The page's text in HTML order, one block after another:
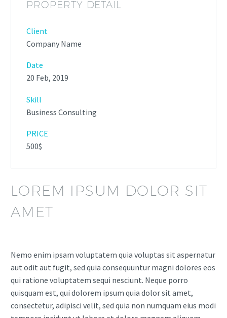
PROPERTY DETAIL
Client
Company Name
Date
20 Feb, 2019
Skill
Business Consulting
PRICE
500$
LOREM IPSUM DOLOR SIT
AMET
Nemo enim ipsam voluptatem quia voluptas sit aspernatur
aut odit aut fugit, sed quia consequuntur magni dolores eos
qui ratione voluptatem sequi nesciunt. Neque porro
quisquam est, qui dolorem ipsum quia dolor sit amet,
consectetur, adipisci velit, sed quia non numquam eius modi